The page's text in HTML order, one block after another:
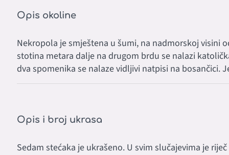
Opis okoline
Nekropola je smještena u šumi, na nadmorskoj visini
stotina metara dalje na drugom brdu se nalazi
dva spomenika se nalaze vidljivi natpisi na
Opis i broj ukrasa
Sedam stećaka je ukrašeno. U svim slučajevima je